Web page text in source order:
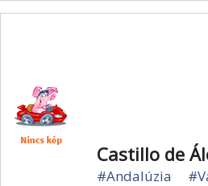
Castillo de
#Andalúzia